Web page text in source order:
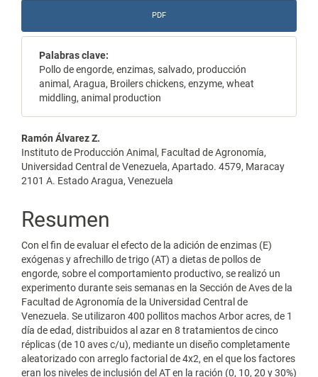
PDF
Palabras clave:
Pollo de engorde, enzimas, salvado, producción
animal, Aragua, Broilers chickens, enzyme, wheat
middling, animal production
Contenido
principal
del
artículo
Ramón Álvarez Z.
Instituto de Producción Animal, Facultad de Agronomía,
Universidad Central de Venezuela, Apartado. 4579, Maracay
2101 A. Estado Aragua, Venezuela
Resumen
Con el fin de evaluar el efecto de la adición de enzimas (E)
exógenas y afrechillo de trigo (AT) a dietas de pollos de
engorde, sobre el comportamiento productivo, se realizó un
experimento durante seis semanas en la Sección de Aves de la
Facultad de Agronomía de la Universidad Central de
Venezuela. Se utilizaron 400 pollitos machos Arbor acres, de 1
día de edad, distribuidos al azar en 8 tratamientos de cinco
réplicas (de 10 aves c/u), mediante un diseño completamente
aleatorizado con arreglo factorial de 4x2, en el que los factores
eran los niveles de inclusión del AT en la ración (0, 10, 20 y 30%)